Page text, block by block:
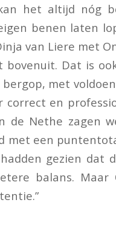
het altijd nóg
benen laten
van Liere met
bovenuit. Dat is
met
correct en
de Nethe zagen
met een
gezien dat
balans. Maar